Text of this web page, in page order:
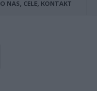
O NAS, CELE, KONTAKT